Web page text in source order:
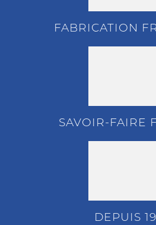
FABRICATION
SAVOIR-FAIRE
DEPUIS